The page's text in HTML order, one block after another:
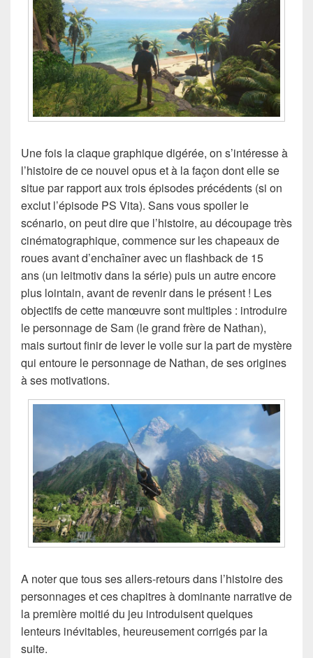
Une fois la claque graphique digérée, on s’intéresse à
l’histoire de ce nouvel opus et à la façon dont elle se
situe par rapport aux trois épisodes précédents (si on
exclut l’épisode PS Vita). Sans vous spoiler le
scénario, on peut dire que l’histoire, au découpage très
cinématographique, commence sur les chapeaux de
roues avant d’enchaîner avec un flashback de 15
ans (un leitmotiv dans la série) puis un autre encore
plus lointain, avant de revenir dans le présent ! Les
objectifs de cette manœuvre sont multiples : introduire
le personnage de Sam (le grand frère de Nathan),
mais surtout finir de lever le voile sur la part de mystère
qui entoure le personnage de Nathan, de ses origines
à ses motivations.
A noter que tous ses allers-retours dans l’histoire des
personnages et ces chapitres à dominante narrative de
la première moitié du jeu introduisent quelques
lenteurs inévitables, heureusement corrigés par la
suite.